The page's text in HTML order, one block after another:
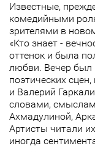
Известные,
комедийными
зрителями в
«Кто знает -
оттенок и была
любви. Вечер был
поэтических
и Валерий
словами,
Ахмадулиной,
Артисты читали
иногда